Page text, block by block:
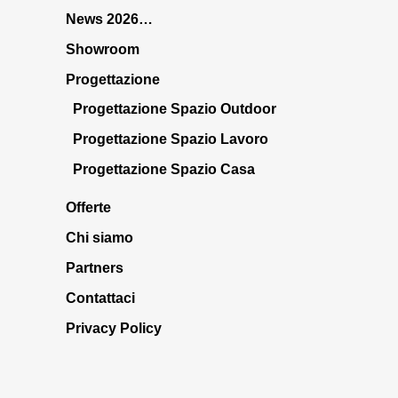
News 2026…
Showroom
Progettazione
Progettazione Spazio Outdoor
Progettazione Spazio Lavoro
Progettazione Spazio Casa
Offerte
Chi siamo
Partners
Contattaci
Privacy Policy